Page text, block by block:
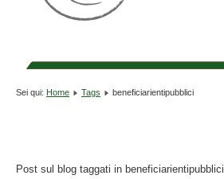
Sei qui: Home Tags beneficiarientipubblici
Post sul blog taggati in beneficiarientipubblici